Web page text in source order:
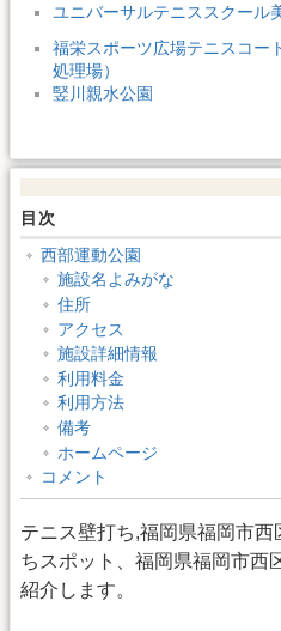
ユニバーサルテニススクール
福栄スポーツ広場テニスコー
処理場）
竪川親水公園
目次
西部運動公園
施設名よみがな
住所
アクセス
施設詳細情報
利用料金
利用方法
備考
ホームページ
コメント
テニス壁打ち,福岡県福岡市
ちスポット、福岡県福岡市西
紹介します。